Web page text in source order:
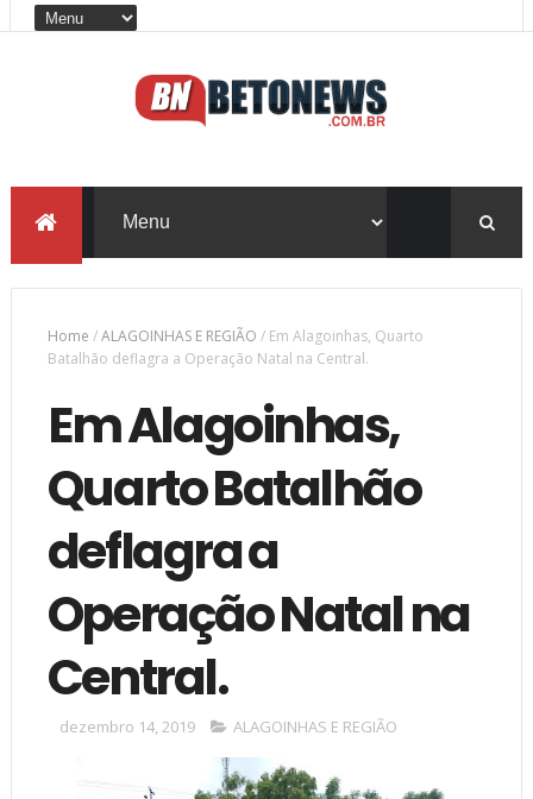
Home /ALAGOINHAS E REGIÃO / Em Alagoinhas, Quarto
Batalhão deflagra a Operação Natal na Central.
Em Alagoinhas,
Quarto Batalhão
deflagra a
Operação Natal na
Central.
dezembro 14, 2019 ALAGOINHAS E REGIÃO